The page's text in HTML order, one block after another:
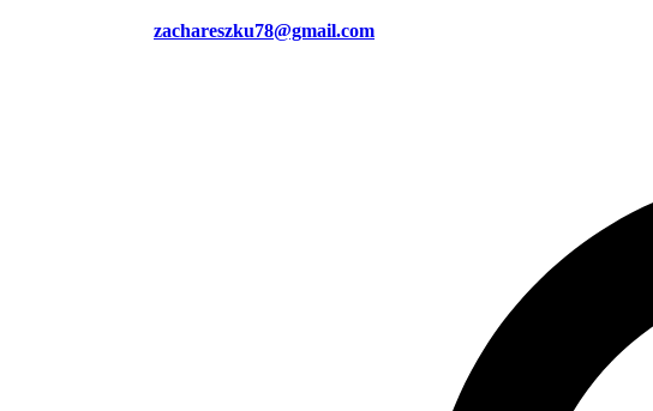
zachareszku78@gmail.com